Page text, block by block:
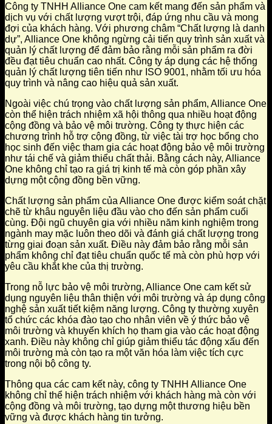
Công ty TNHH Alliance One cam kết mang đến sản phẩm và
dịch vụ với chất lượng vượt trội, đáp ứng nhu cầu và mong
đợi của khách hàng. Với phương châm “Chất lượng là danh
dự”, Alliance One không ngừng cải tiến quy trình sản xuất và
quản lý chất lượng để đảm bảo rằng mỗi sản phẩm ra đời
đều đạt tiêu chuẩn cao nhất. Công ty áp dụng các hệ thống
quản lý chất lượng tiên tiến như ISO 9001, nhằm tối ưu hóa
quy trình và nâng cao hiệu quả sản xuất.
Ngoài việc chú trọng vào chất lượng sản phẩm, Alliance One
còn thể hiện trách nhiệm xã hội thông qua nhiều hoạt động
cộng đồng và bảo vệ môi trường. Công ty thực hiện các
chương trình hỗ trợ cộng đồng, từ việc tài trợ học bổng cho
học sinh đến việc tham gia các hoạt động bảo vệ môi trường
như tái chế và giảm thiểu chất thải. Bằng cách này, Alliance
One không chỉ tạo ra giá trị kinh tế mà còn góp phần xây
dựng một cộng đồng bền vững.
Chất lượng sản phẩm của Alliance One được kiểm soát chặt
chẽ từ khâu nguyên liệu đầu vào cho đến sản phẩm cuối
cùng. Đội ngũ chuyên gia với nhiều năm kinh nghiệm trong
ngành may mặc luôn theo dõi và đánh giá chất lượng trong
từng giai đoạn sản xuất. Điều này đảm bảo rằng mỗi sản
phẩm không chỉ đạt tiêu chuẩn quốc tế mà còn phù hợp với
yêu cầu khắt khe của thị trường.
Trong nỗ lực bảo vệ môi trường, Alliance One cam kết sử
dụng nguyên liệu thân thiện với môi trường và áp dụng công
nghệ sản xuất tiết kiệm năng lượng. Công ty thường xuyên
tổ chức các khóa đào tạo cho nhân viên về ý thức bảo vệ
môi trường và khuyến khích họ tham gia vào các hoạt động
xanh. Điều này không chỉ giúp giảm thiểu tác động xấu đến
môi trường mà còn tạo ra một văn hóa làm việc tích cực
trong nội bộ công ty.
Thông qua các cam kết này, công ty TNHH Alliance One
không chỉ thể hiện trách nhiệm với khách hàng mà còn với
cộng đồng và môi trường, tạo dựng một thương hiệu bền
vững và được khách hàng tin tưởng.